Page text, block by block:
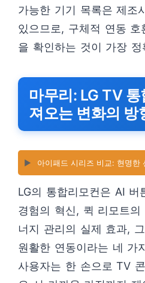
가능한 기기 목록은 제조
있으므로, 구체적 연동
을 확인하는 것이 가장 정
마무리: LG TV
져오는 변화의 방
▶️ 아이패드 시리즈 비교: 현명한
LG의 통합리모컨은 AI 버
경험의 혁신, 퀵 리모트
너지 관리의 실제 효과,
원활한 연동이라는 네 가
사용자는 한 손으로 TV